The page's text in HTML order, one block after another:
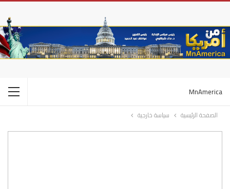
MnAmerica
الصفحة الرئيسية سياسة خارجية